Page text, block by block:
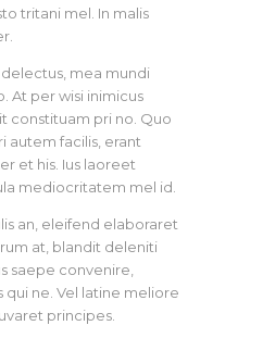
tritani mel. In malis
mea mundi
At per wisi inimicus
constituam pri no. Quo
autem facilis, erant
et his. Ius laoreet
mediocritatem mel id.
an, eleifend elaboraret
at, blandit deleniti
saepe convenire,
ne. Vel latine meliore
principes.